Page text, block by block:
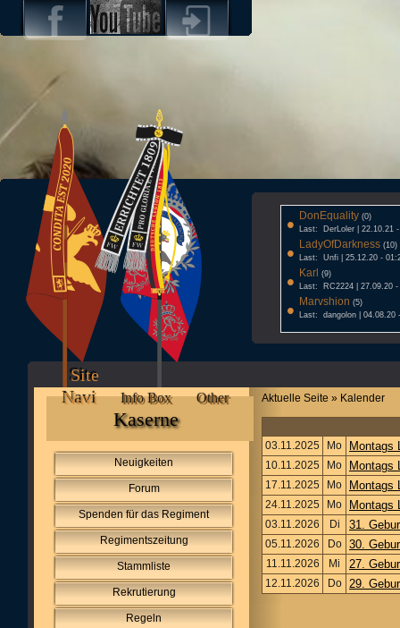
• DonEquality (0)
Last: DerLoler | 22.10.21
• LadyOfDarkness (10)
Last: Unfi | 25.12.20 -
• Karl (9)
Last: RC2224 | 27.09.20 -
• Marvshion (5)
Last: dangolon | 04.08.20
Site
Navi
Info Box Other
Kaserne
Neuigkeiten
Forum
Spenden für das Regiment
Regimentszeitung
Stammliste
Rekrutierung
Regeln
Aktuelle Seite » Kalender
03.11.2025 Mo Montags
10.11.2025 Mo Montags
17.11.2025 Mo Montags
24.11.2025 Mo Montags
03.11.2026 Di 31.
05.11.2026 Do 30.
11.11.2026 Mi 27.
12.11.2026 Do 29.